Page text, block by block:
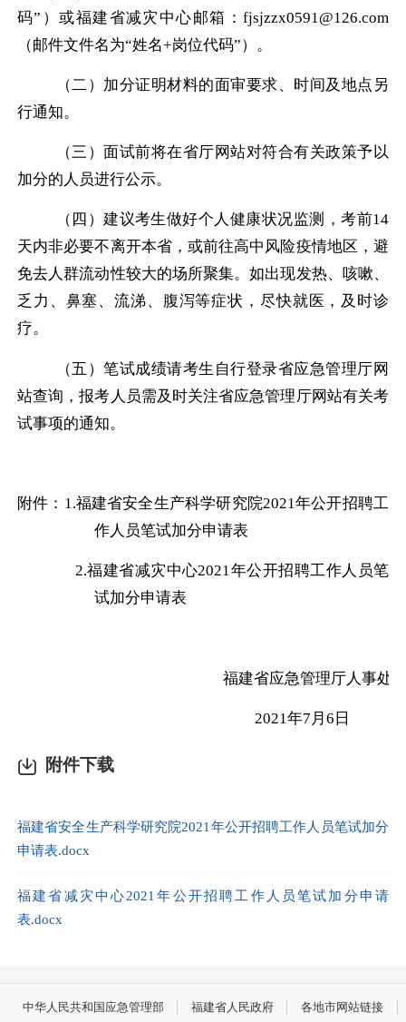
码”）或福建省减灾中心邮箱： fjsjzzx0591@126.com
（邮件文件名为“姓名+岗位代码”）。
（二）加分证明材料的面审要求、时间及地点另
行通知。
（三）面试前将在省厅网站对符合有关政策予以
加分的人员进行公示。
（四）建议考生做好个人健康状况监测，考前14
天内非必要不离开本省，或前往高中风险疫情地区，避
免去人群流动性较大的场所聚集。如出现发热、咳嗽、
乏力、鼻塞、流涕、腹泻等症状，尽快就医，及时诊
疗。
（五）笔试成绩请考生自行登录省应急管理厅网
站查询，报考人员需及时关注省应急管理厅网站有关考
试事项的通知。
附件： 1.福建省安全生产科学研究院2021年公开招聘工
作人员笔试加分申请表
2.福建省减灾中心2021年公开招聘工作人员笔
试加分申请表
福建省应急管理厅人事处
2021年7 月6 日
附件下载
福建省安全生产科学研究院2021年公开招聘工作人员笔试加分
申请表.docx
福建省减灾中心2021年公开招聘工作人员笔试加分申请
表.docx
中华人民共和国应急管理部 福建省人民政府 各地市网站链接